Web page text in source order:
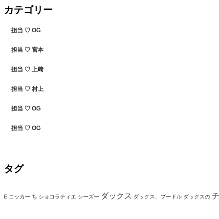
カテゴリー
担当 ♡ OG
担当 ♡ 宮本
担当 ♡ 上﨑
担当 ♡ 村上
担当 ♡ OG
担当 ♡ OG
タグ
E.コッカー ち ショコラティエ シーズー ダックス ダックス、プードル ダックスの